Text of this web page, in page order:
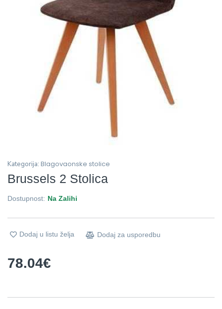
Kategorija: Blagovaonske stolice
Brussels 2 Stolica
Dostupnost: Na Zalihi
Dodaj u listu želja Dodaj za usporedbu
78.04€